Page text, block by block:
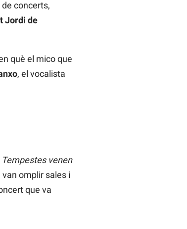
concerts,
Jordi de
què el mico que
, el vocalista
Tempestes venen
omplir sales i
que va